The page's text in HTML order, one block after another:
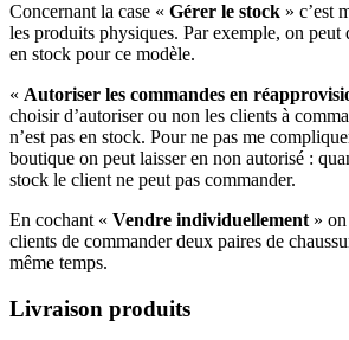
Concernant la case « Gérer le stock » c’est
les produits physiques. Par exemple, on peut
en stock pour ce modèle.
« Autoriser les commandes en
choisir d’autoriser ou non les clients à
n’est pas en stock. Pour ne pas me
boutique on peut laisser en non autorisé :
stock le client ne peut pas commander.
En cochant « Vendre individuellement »
clients de commander deux paires de
même temps.
Livraison produits